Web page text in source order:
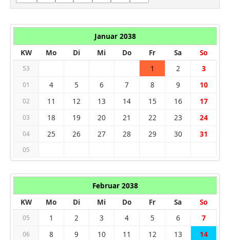
Januar 2038
KW
Mo Di Mi Do Fr Sa So
53 1 2 3
01 4 5 6 7 8 9 10
02 11 12 13 14 15 16 17
03 18 19 20 21 22 23 24
04 25 26 27 28 29 30 31
05
Februar 2038
KW
Mo Di Mi Do Fr Sa So
05 1 2 3 4 5 6 7
06 8 9 10 11 12 13 14